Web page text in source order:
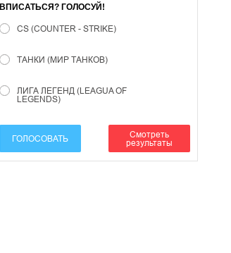
ВПИСАТЬСЯ? ГОЛОСУЙ!
CS (COUNTER - STRIKE)
ТАНКИ (МИР ТАНКОВ)
ЛИГА ЛЕГЕНД (LEAGUA OF
LEGENDS)
ГОЛОСОВАТЬ
Смотреть
результаты